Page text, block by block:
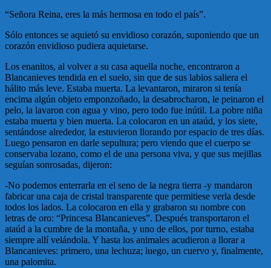
“Señora Reina, eres la más hermosa en todo el país”.
Sólo entonces se aquietó su envidioso corazón, suponiendo que un
corazón envidioso pudiera aquietarse.
Los enanitos, al volver a su casa aquella noche, encontraron a
Blancanieves tendida en el suelo, sin que de sus labios saliera el
hálito más leve. Estaba muerta. La levantaron, miraron si tenía
encima algún objeto emponzoñado, la desabrocharon, le peinaron el
pelo, la lavaron con agua y vino, pero todo fue inútil. La pobre niña
estaba muerta y bien muerta. La colocaron en un ataúd, y los siete,
sentándose alrededor, la estuvieron llorando por espacio de tres días.
Luego pensaron en darle sepultura; pero viendo que el cuerpo se
conservaba lozano, como el de una persona viva, y que sus mejillas
seguían sonrosadas, dijeron:
-No podemos enterrarla en el seno de la negra tierra -y mandaron
fabricar una caja de cristal transparente que permitiese verla desde
todos los lados. La colocaron en ella y grabaron su nombre con
letras de oro: “Princesa Blancanieves”. Después transportaron el
ataúd a la cumbre de la montaña, y uno de ellos, por turno, estaba
siempre allí velándola. Y hasta los animales acudieron a llorar a
Blancanieves: primero, una lechuza; luego, un cuervo y, finalmente,
una palomita.